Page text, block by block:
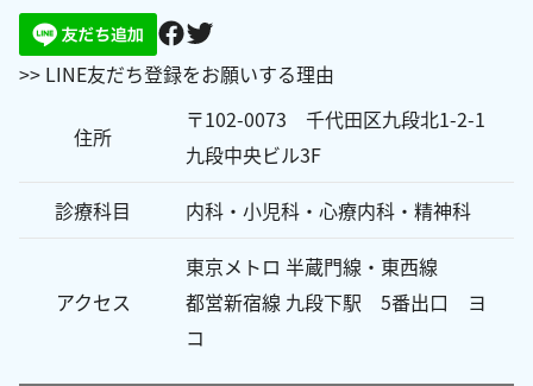
>> LINE友だち登録をお願いする理由
住所
〒102-0073 千代田区九段北1-2-1
九段中央ビル3F
診療科目
内科・小児科・心療内科・精神科
アクセス
東京メトロ 半蔵門線・東西線
都営新宿線 九段下駅 5番出口 ヨ
コ